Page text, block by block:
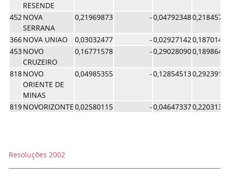
RESENDE
452NOVA
SERRANA
0,21969873 -0,04792348
366NOVA UNIAO 0,03032477 -0,02927142
453NOVO
CRUZEIRO
0,16771578 -0,29028090
818NOVO
ORIENTE DE
MINAS
0,04985355 -0,12854513
819NOVORIZONTE0,02580115 -0,04647337
Resoluções 2002